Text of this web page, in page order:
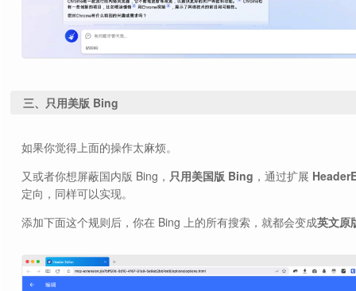
三、只用美版 Bing
如果你觉得上面的操作太麻烦。
又或者你想屏蔽国内版 Bing， 只用美国版 Bing ，通过扩展
定向，同样可以实现。
添加下面这个规则后，你在 Bing 上的所有搜索，就都会变成英文原